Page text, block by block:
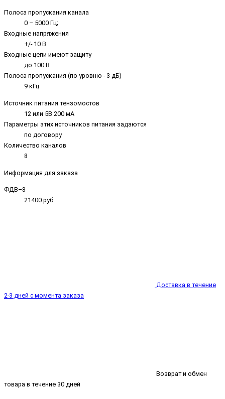
Полоса пропускания канала
0 – 5000 Гц;
Входные напряжения
+/- 10 В
Входные цепи имеют защиту
до 100 В
Полоса пропускания (по уровню - 3 дБ)
9 кГц
Источник питания тензомостов
12 или 5В 200 мА
Параметры этих источников питания задаются
по договору
Количество каналов
8
Информация для заказа
ФДВ–8
21400 руб.
Доставка в течение
2-3 дней с момента заказа
Возврат и обмен
товара в течение 30 дней